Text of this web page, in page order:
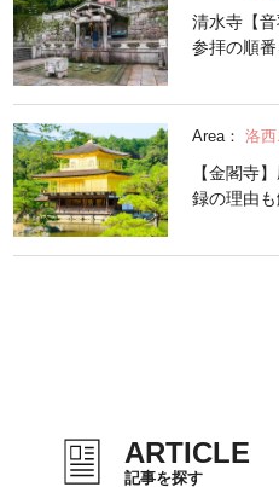
清水寺【
参拝の順
Area： 洛
【金閣寺
録の理由も
ARTICLE
記事を探す